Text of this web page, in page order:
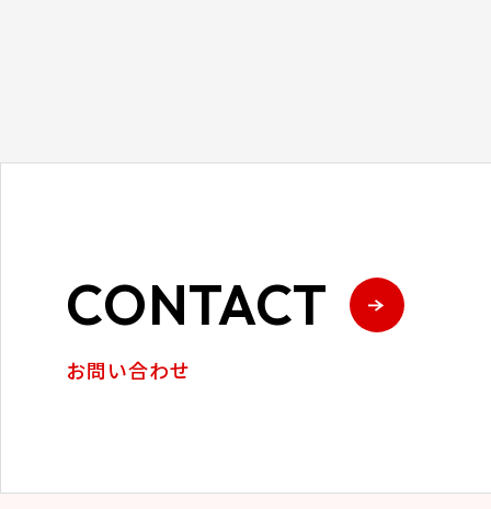
CONTACT
お問い合わせ